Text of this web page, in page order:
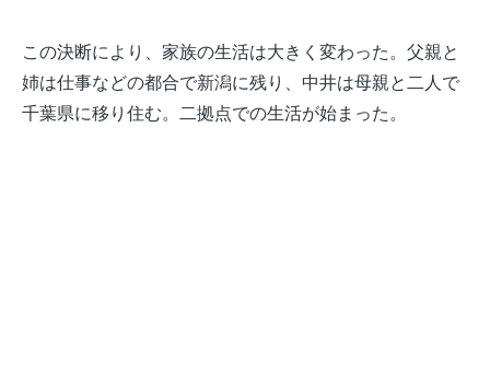
この決断により、家族の生活は大きく変わった。父親と
姉は仕事などの都合で新潟に残り、中井は母親と二人で
千葉県に移り住む。二拠点での生活が始まった。